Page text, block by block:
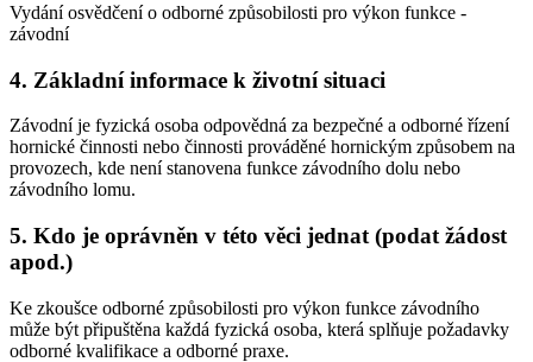
Vydání osvědčení o odborné způsobilosti pro výkon funkce -
závodní
4. Základní informace k životní situaci
Závodní je fyzická osoba odpovědná za bezpečné a odborné řízení
hornické činnosti nebo činnosti prováděné hornickým způsobem na
provozech, kde není stanovena funkce závodního dolu nebo
závodního lomu.
5. Kdo je oprávněn v této věci jednat (podat žádost
apod.)
Ke zkoušce odborné způsobilosti pro výkon funkce závodního
může být připuštěna každá fyzická osoba, která splňuje požadavky
odborné kvalifikace a odborné praxe.